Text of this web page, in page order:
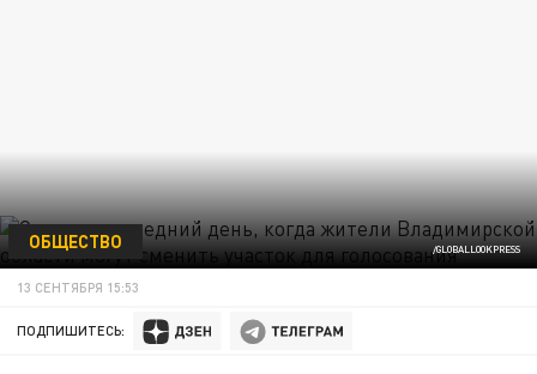
/GLOBALLOOKPRESS
ОБЩЕСТВО
13 СЕНТЯБРЯ 15:53
ПОДПИШИТЕСЬ: